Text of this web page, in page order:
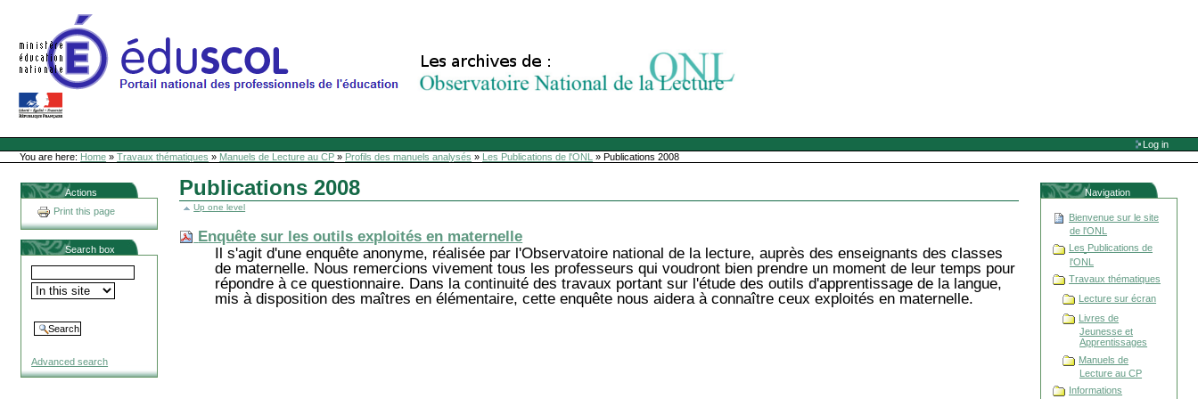
Site Web de l'ONL
Sections
Personal
tools
Log in
You are here: Home » Travaux thématiques » Manuels de Lecture au CP » Profils des manuels analysés » Les Publications de l'ONL »Publications 2008
Actions
Print this page
Search box
Advanced search
Publications 2008
Up one level
Enquête sur les outils exploités en maternelle
Il s'agit d'une enquête anonyme, réalisée par l'Observatoire national de la lecture, auprès des enseignants des classes
de maternelle. Nous remercions vivement tous les professeurs qui voudront bien prendre un moment de leur temps pour
répondre à ce questionnaire. Dans la continuité des travaux portant sur l'étude des outils d'apprentissage de la langue,
mis à disposition des maîtres en élémentaire, cette enquête nous aidera à connaître ceux exploités en maternelle.
Navigation
Bienvenue sur le site
de l'ONL
Les Publications de
l'ONL
Travaux thématiques
Lecture sur écran
Livres de
Jeunesse et
Apprentissages
Manuels de
Lecture au CP
Informations